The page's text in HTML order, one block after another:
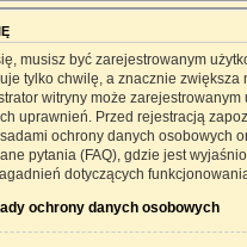
musisz być zarejestrowanym
tylko chwilę, a znacznie zwiększa
witryny może
uprawnień. Przed rejestracją
ochrony danych osobowych
pytania (FAQ), gdzie jest
dotyczących
ochrony danych osobowych